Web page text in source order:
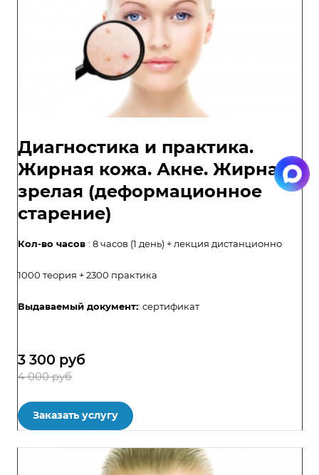
Диагностика и практика.
Жирная кожа. Акне. Жирная
зрелая (деформационное
старение)
Кол-во часов : 8 часов (1 день) + лекция дистанционно
1000 теория + 2300 практика
Выдаваемый документ:: сертификат
3 300 руб
4 000 руб
Заказать услугу